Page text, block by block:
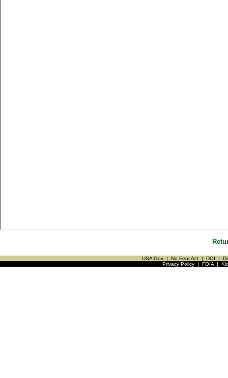
USA Gov | No Fear Act | DOI |
Privacy Policy| FOIA|